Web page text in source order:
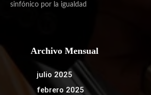
sinfónico por la igualdad
Archivo Mensual
julio 2025
febrero 2025